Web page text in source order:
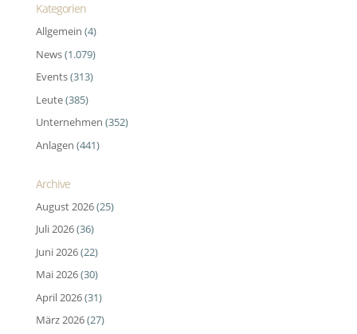
Kategorien
Allgemein (4)
News(1.079)
Events(313)
Leute(385)
Unternehmen (352)
Anlagen (441)
Archive
August 2026(25)
Juli 2026(36)
Juni 2026(22)
Mai 2026(30)
April 2026(31)
März 2026(27)